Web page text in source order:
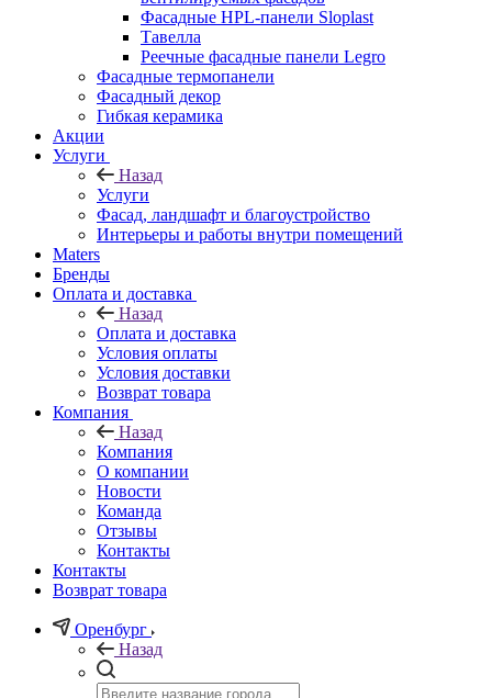
Фасадные HPL-панели Sloplast
Тавелла
Реечные фасадные панели Legro
Фасадные термопанели
Фасадный декор
Гибкая керамика
Акции
Услуги
Назад
Услуги
Фасад, ландшафт и благоустройство
Интерьеры и работы внутри помещений
Maters
Бренды
Оплата и доставка
Назад
Оплата и доставка
Условия оплаты
Условия доставки
Возврат товара
Компания
Назад
Компания
О компании
Новости
Команда
Отзывы
Контакты
Контакты
Возврат товара
Оренбург
Назад